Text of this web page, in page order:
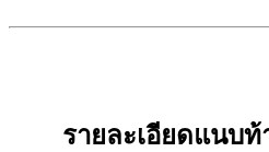
รายละเอียดแนบ